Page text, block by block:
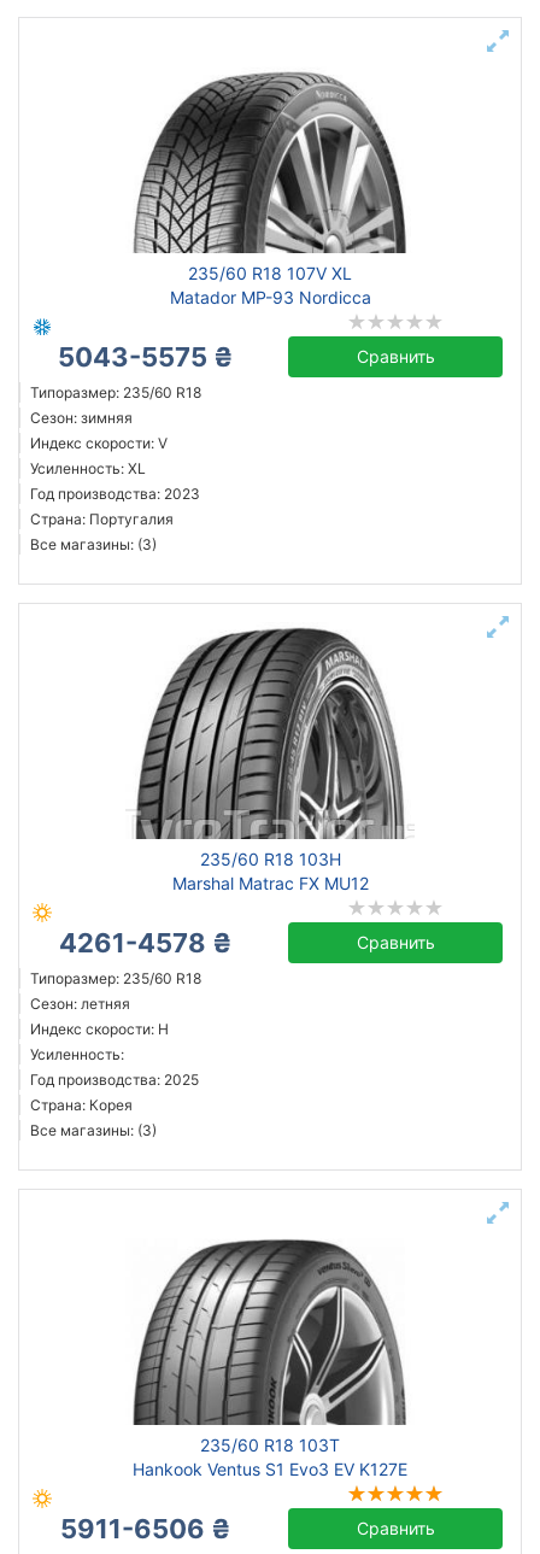
235/60 R18 107V XL
Matador MP-93 Nordicca
5043-5575 ₴ Сравнить
Типоразмер: 235/60 R18
Сезон: зимняя
Индекс скорости: V
Усиленность: XL
Год производства: 2023
Страна: Португалия
Все магазины: (3)
235/60 R18 103H
Marshal Matrac FX MU12
4261-4578 ₴ Сравнить
Типоразмер: 235/60 R18
Сезон: летняя
Индекс скорости: H
Усиленность:
Год производства: 2025
Страна: Корея
Все магазины: (3)
235/60 R18 103T
Hankook Ventus S1 Evo3 EV K127E
5911-6506 ₴ Сравнить